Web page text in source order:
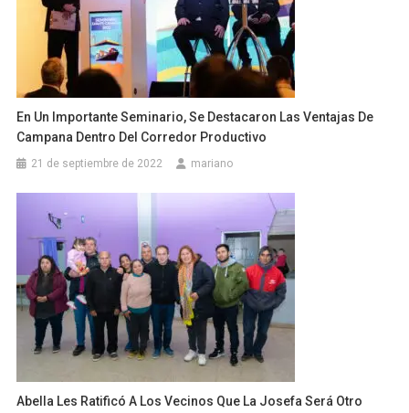
En Un Importante Seminario, Se Destacaron Las Ventajas De
Campana Dentro Del Corredor Productivo
21 de septiembre de 2022 mariano
Abella Les Ratificó A Los Vecinos Que La Josefa Será Otro